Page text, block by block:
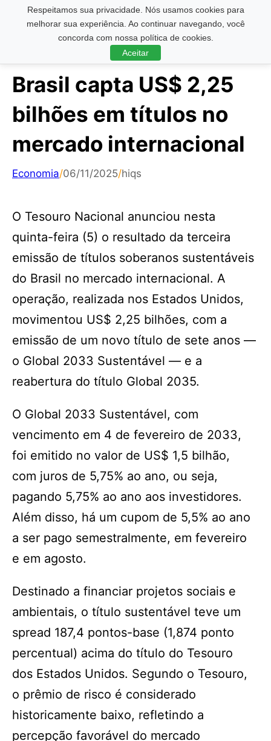
Respeitamos sua privacidade. Nós usamos cookies para
melhorar sua experiência. Ao continuar navegando, você
concorda com nossa política de cookies.
Aceitar
Pesquisar ...
Brasil capta US$ 2,25
bilhões em títulos no
mercado internacional
Economia/06/11/2025/hiqs
O Tesouro Nacional anunciou nesta
quinta-feira (5) o resultado da terceira
emissão de títulos soberanos sustentáveis
do Brasil no mercado internacional. A
operação, realizada nos Estados Unidos,
movimentou US$ 2,25 bilhões, com a
emissão de um novo título de sete anos —
o Global 2033 Sustentável — e a
reabertura do título Global 2035.
O Global 2033 Sustentável, com
vencimento em 4 de fevereiro de 2033,
foi emitido no valor de US$ 1,5 bilhão,
com juros de 5,75% ao ano, ou seja,
pagando 5,75% ao ano aos investidores.
Além disso, há um cupom de 5,5% ao ano
a ser pago semestralmente, em fevereiro
e em agosto.
Destinado a financiar projetos sociais e
ambientais, o título sustentável teve um
spread 187,4 pontos-base (1,874 ponto
percentual) acima do título do Tesouro
dos Estados Unidos. Segundo o Tesouro,
o prêmio de risco é considerado
historicamente baixo, refletindo a
percepção favorável do mercado